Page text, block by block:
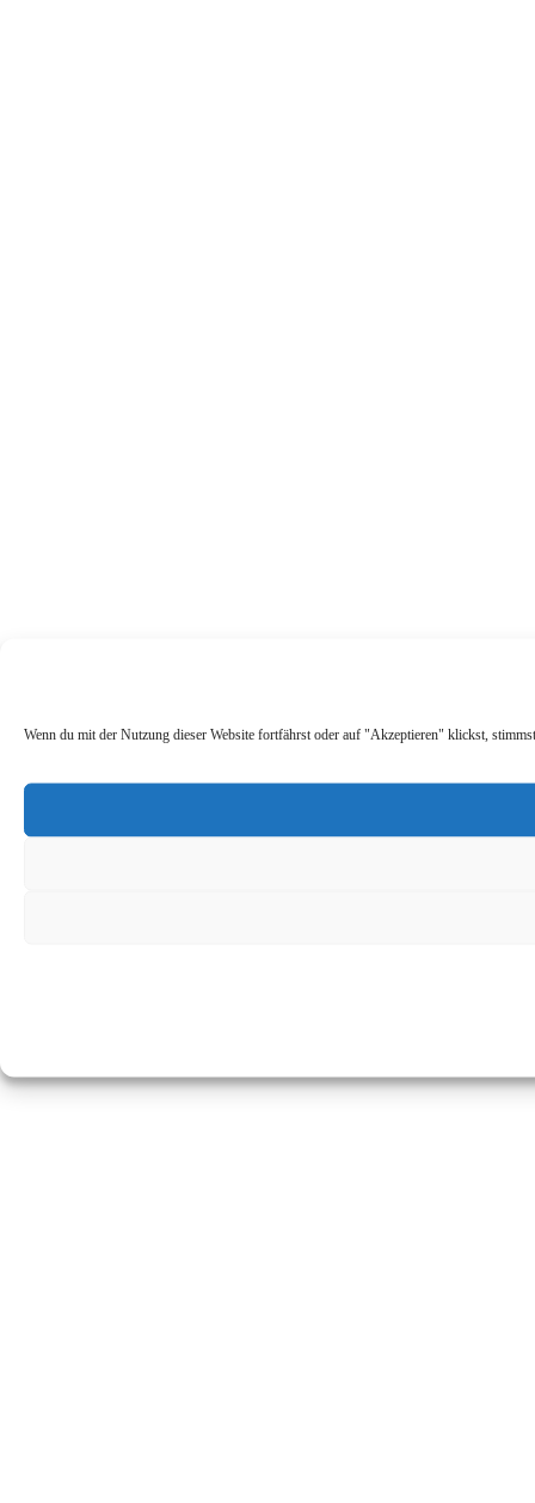
Wenn du mit der Nutzung dieser Website fortfährst oder auf "Akzeptieren" klickst,